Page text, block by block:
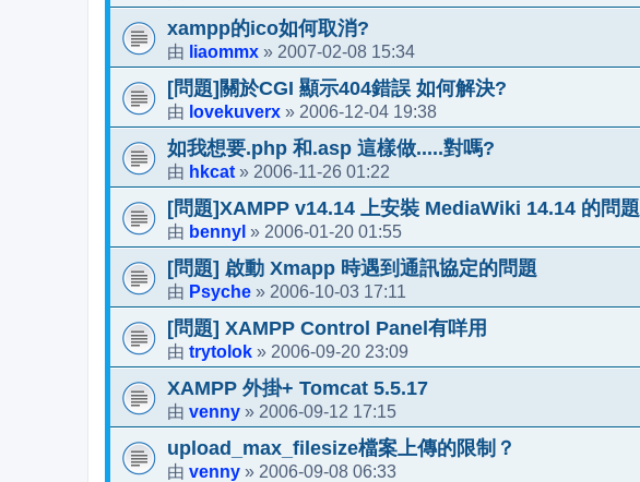
xampp的ico如何取消?
由 liaommx » 2007-02-08 15:34
[問題]關於CGI 顯示404錯誤 如何解決?
由 lovekuverx » 2006-12-04 19:38
如我想要.php 和.asp 這樣做.....對嗎?
由 hkcat » 2006-11-26 01:22
[問題]XAMPP v14.14 上安裝 MediaWiki 14.14 的問題
由 bennyl » 2006-01-20 01:55
[問題] 啟動 Xmapp 時遇到通訊協定的問題
由 Psyche » 2006-10-03 17:11
[問題] XAMPP Control Panel有咩用
由 trytolok » 2006-09-20 23:09
XAMPP 外掛+ Tomcat 5.5.17
由 venny » 2006-09-12 17:15
upload_max_filesize檔案上傳的限制？
由 venny » 2006-09-08 06:33